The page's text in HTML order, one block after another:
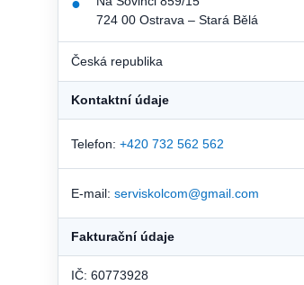
724 00 Ostrava – Stará Bělá
Česká republika
Kontaktní údaje
Telefon: +420 732 562 562
E-mail: serviskolcom@gmail.com
Fakturační údaje
IČ: 60773928